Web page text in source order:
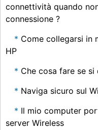
connettività quando
connessione ?
Come collegarsi in
HP
Che cosa fare se
Naviga sicuro sul
Il mio computer
server Wireless